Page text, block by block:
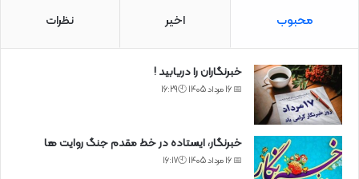
محبوب اخیر نظرات
خبرنگاران را دریابید !
📅 16 مرداد 1405 🕙16:29
خبرنگار، ایستاده در خط مقدم جنگ روایت ها
📅 16 مرداد 1405 🕙16:17